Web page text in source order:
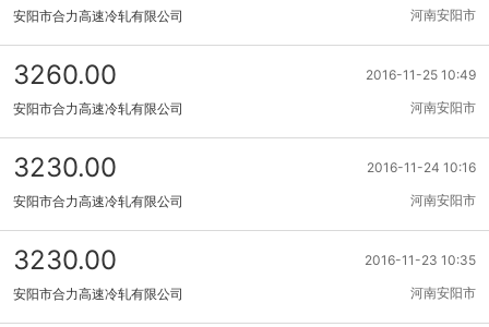
河南安阳市
安阳市合力高速冷轧有限公司
2016-11-25 10:49
3260.00
河南安阳市
安阳市合力高速冷轧有限公司
2016-11-24 10:16
3230.00
河南安阳市
安阳市合力高速冷轧有限公司
2016-11-23 10:35
3230.00
河南安阳市
安阳市合力高速冷轧有限公司